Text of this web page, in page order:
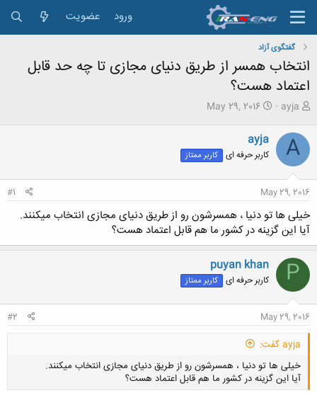
ورود عضویت
گفتگوی آزاد
انتخاب همسر از طریق دنیای مجازی تا چه حد قابل
اعتماد هست؟
ش
و
ع
ک
ن
ن
د
ه
م
ض
و
ع
ayja
ت
ر
ی
خ
ر
May 29, 2016
A
ayja
کاربر حرفه ای کاربر ممتاز
May 29, 2016
#1
خیلی ها تو دنیا ، همسرشون رو از طریق دنیای مجازی انتخاب میکنند.
آیا این گزینه در کشور ما هم قابل اعتماد هست؟
P
puyan khan
کاربر حرفه ای کاربر ممتاز
May 29, 2016
#2
ayja گفت:
خیلی ها تو دنیا ، همسرشون رو از طریق دنیای مجازی انتخاب میکنند.
آیا این گزینه در کشور ما هم قابل اعتماد هست؟